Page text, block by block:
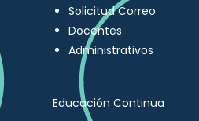
Solicitud Correo
Docentes
Administrativos
Educación Continua